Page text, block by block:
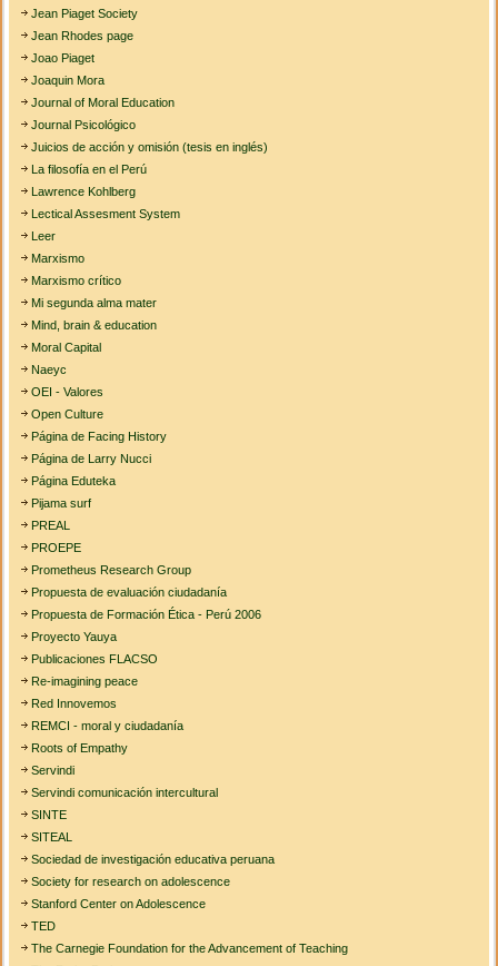
Jean Piaget Society
Jean Rhodes page
Joao Piaget
Joaquin Mora
Journal of Moral Education
Journal Psicológico
Juicios de acción y omisión (tesis en inglés)
La filosofía en el Perú
Lawrence Kohlberg
Lectical Assesment System
Leer
Marxismo
Marxismo crítico
Mi segunda alma mater
Mind, brain & education
Moral Capital
Naeyc
OEI - Valores
Open Culture
Página de Facing History
Página de Larry Nucci
Página Eduteka
Pijama surf
PREAL
PROEPE
Prometheus Research Group
Propuesta de evaluación ciudadanía
Propuesta de Formación Ética - Perú 2006
Proyecto Yauya
Publicaciones FLACSO
Re-imagining peace
Red Innovemos
REMCI - moral y ciudadanía
Roots of Empathy
Servindi
Servindi comunicación intercultural
SINTE
SITEAL
Sociedad de investigación educativa peruana
Society for research on adolescence
Stanford Center on Adolescence
TED
The Carnegie Foundation for the Advancement of Teaching